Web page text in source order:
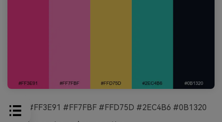
HEX:
#FF3E91 #FF7FBF #FFD75D #2EC4B6 #0B1320